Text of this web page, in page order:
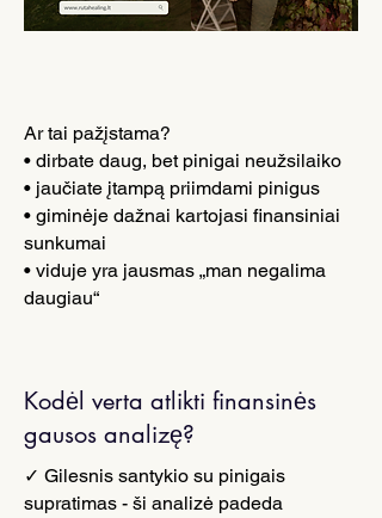
Ar tai pažįstama?
• dirbate daug, bet pinigai neužsilaiko
• jaučiate įtampą priimdami pinigus
• giminėje dažnai kartojasi finansiniai
sunkumai
• viduje yra jausmas „man negalima
daugiau“
Kodėl verta atlikti finansinės
gausos analizę?
✓ Gilesnis santykio su pinigais
supratimas - ši analizė padeda